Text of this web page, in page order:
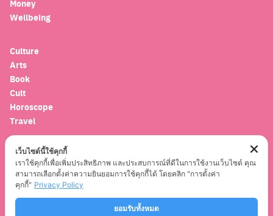
Money
Wellbeing
Culture
Arts
Book
Cult
Horoscope
Travel
Entertainment
Celebrity
Movies
Musics
เว็บไซต์นี้ใช้คุกกี้
เราใช้คุกกี้เพื่อเพิ่มประสิทธิภาพ และประสบการณ์ที่ดีในการใช้งานเว็บไซต์ คุณ
สามารถเลือกตั้งค่าความยินยอมการใช้คุกกี้ได้ โดยคลิก "การตั้งค่า
คุกกี้" Privacy Policy
ยอมรับทั้งหมด